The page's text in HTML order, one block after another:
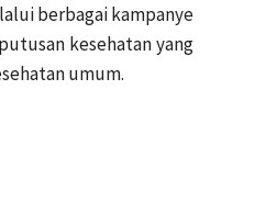
berbagai kampanye
kesehatan yang
umum.